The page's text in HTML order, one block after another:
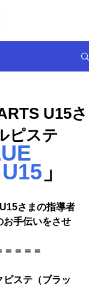
U15さ
ピステ
」
さまの指導者
お手伝いをさせ
＝＝＝
ピステ （ブラッ